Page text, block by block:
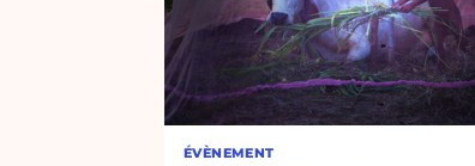
ÉVÈNEMENT